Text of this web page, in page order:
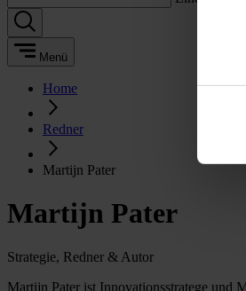
Menü
Home
Redner
Martijn Pater
Martijn Pater
Strategie, Redner & Autor
Martijn Pater ist Innovationsstratege und